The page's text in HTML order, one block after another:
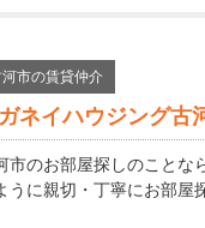
市の賃貸仲介
ネイハウジング古
市のお部屋探しのことな
うに親切・丁寧にお部屋